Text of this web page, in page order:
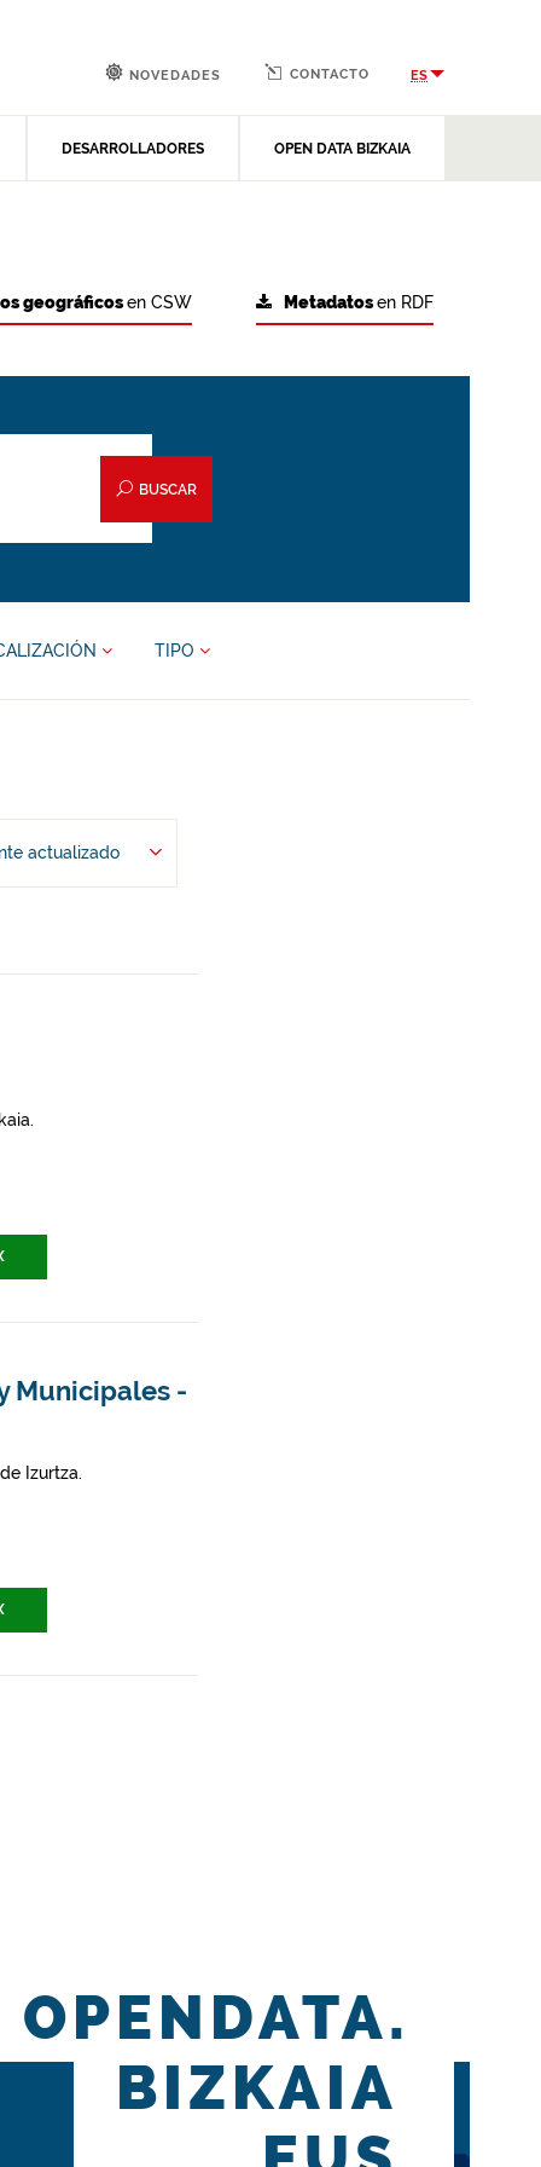
DESARROLLADORES OPEN DATA BIZKAIA
NOVEDADES CONTACTO ES
Metadatosen RDF
geográficosen CSW
BUSCAR
TIPO
actualizado
Municipales -
Izurtza.
OPENDATA.
BIZKAIA